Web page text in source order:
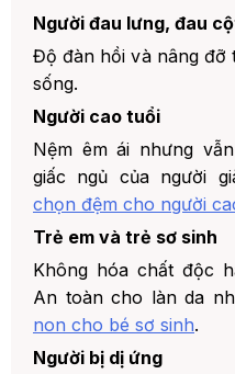
Người đau lưng, đau
Độ đàn hồi và nâng đỡ
sống.
Người cao tuổi
Nệm êm ái nhưng
giấc ngủ của người
chọn đệm cho người
Trẻ em và trẻ sơ sinh
Không hóa chất độc
An toàn cho làn da
non cho bé sơ sinh.
Người bị dị ứng